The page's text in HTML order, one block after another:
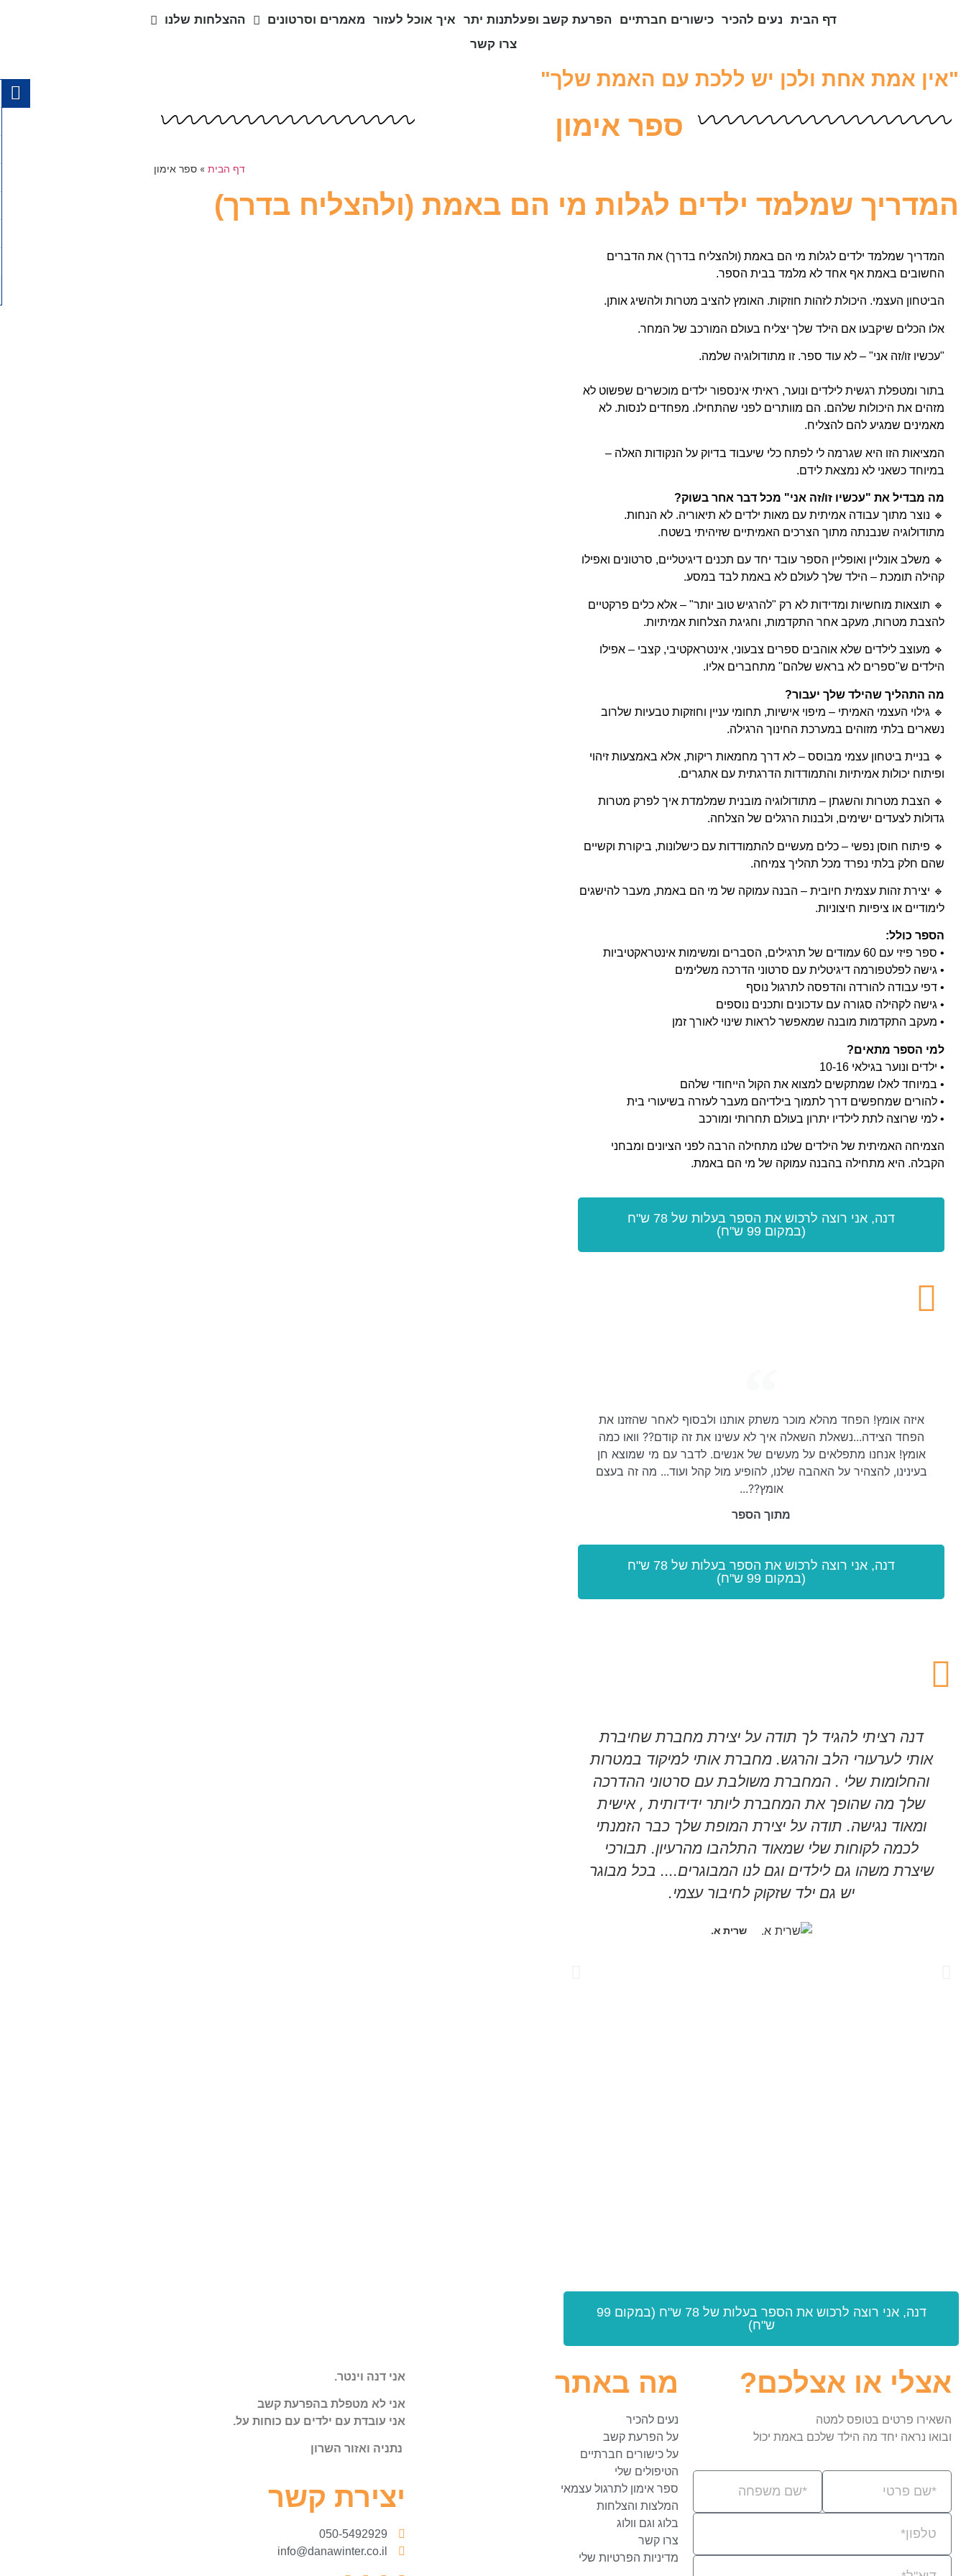
דף הבית נעים להכיר כישורים חברתיים הפרעת קשב ופעלתנות יתר איך אוכל לעזור מאמרים וסרטונים
ההצלחות שלנו
צרו קשר
"אין אמת אחת ולכן יש ללכת עם האמת שלך"
ספר אימון
דף הבית » ספר אימון
המדריך שמלמד ילדים לגלות מי הם באמת (ולהצליח בדרך)
המדריך שמלמד ילדים לגלות מי הם באמת (ולהצליח בדרך) את הדברים
החשובים באמת אף אחד לא מלמד בבית הספר.
הביטחון העצמי. היכולת לזהות חוזקות. האומץ להציב מטרות ולהשיג אותן.
אלו הכלים שיקבעו אם הילד שלך יצליח בעולם המורכב של המחר.
"עכשיו זו/זה אני" – לא עוד ספר. זו מתודולוגיה שלמה.
בתור ומטפלת רגשית לילדים ונוער, ראיתי אינספור ילדים מוכשרים שפשוט לא
מזהים את היכולות שלהם. הם מוותרים לפני שהתחילו. מפחדים לנסות. לא
מאמינים שמגיע להם להצליח.
המציאות הזו היא שגרמה לי לפתח כלי שיעבוד בדיוק על הנקודות האלה –
במיוחד כשאני לא נמצאת לידם.
מה מבדיל את "עכשיו זו/זה אני" מכל דבר אחר בשוק?
🔹 נוצר מתוך עבודה אמיתית עם מאות ילדים לא תיאוריה. לא הנחות.
מתודולוגיה שנבנתה מתוך הצרכים האמיתיים שזיהיתי בשטח.
🔹 משלב אונליין ואופליין הספר עובד יחד עם תכנים דיגיטליים, סרטונים ואפילו
קהילה תומכת – הילד שלך לעולם לא באמת לבד במסע.
🔹 תוצאות מוחשיות ומדידות לא רק "להרגיש טוב יותר" – אלא כלים פרקטיים
להצבת מטרות, מעקב אחר התקדמות, וחגיגת הצלחות אמיתיות.
🔹 מעוצב לילדים שלא אוהבים ספרים צבעוני, אינטראקטיבי, קצבי – אפילו
הילדים ש"ספרים לא בראש שלהם" מתחברים אליו.
מה התהליך שהילד שלך יעבור?
🔹 גילוי העצמי האמיתי – מיפוי אישיות, תחומי עניין וחוזקות טבעיות שלרוב
נשארים בלתי מזוהים במערכת החינוך הרגילה.
🔹 בניית ביטחון עצמי מבוסס – לא דרך מחמאות ריקות, אלא באמצעות זיהוי
ופיתוח יכולות אמיתיות והתמודדות הדרגתית עם אתגרים.
🔹 הצבת מטרות והשגתן – מתודולוגיה מובנית שמלמדת איך לפרק מטרות
גדולות לצעדים ישימים, ולבנות הרגלים של הצלחה.
🔹 פיתוח חוסן נפשי – כלים מעשיים להתמודדות עם כישלונות, ביקורת וקשיים
שהם חלק בלתי נפרד מכל תהליך צמיחה.
🔹 יצירת זהות עצמית חיובית – הבנה עמוקה של מי הם באמת, מעבר להישגים
לימודיים או ציפיות חיצוניות.
הספר כולל:
• ספר פיזי עם 60 עמודים של תרגילים, הסברים ומשימות אינטראקטיביות
• גישה לפלטפורמה דיגיטלית עם סרטוני הדרכה משלימים
• דפי עבודה להורדה והדפסה לתרגול נוסף
• גישה לקהילה סגורה עם עדכונים ותכנים נוספים
• מעקב התקדמות מובנה שמאפשר לראות שינוי לאורך זמן
למי הספר מתאים?
• ילדים ונוער בגילאי 10-16
• במיוחד לאלו שמתקשים למצוא את הקול הייחודי שלהם
• להורים שמחפשים דרך לתמוך בילדיהם מעבר לעזרה בשיעורי בית
• למי שרוצה לתת לילדיו יתרון בעולם תחרותי ומורכב
הצמיחה האמיתית של הילדים שלנו מתחילה הרבה לפני הציונים ומבחני
הקבלה. היא מתחילה בהבנה עמוקה של מי הם באמת.
דנה, אני רוצה לרכוש את הספר בעלות של 78 ש"ח
(במקום 99 ש"ח)
איזה אומץ! הפחד מהלא מוכר משתק אותנו ולבסוף לאחר שהזזנו את
הפחד הצידה...נשאלת השאלה איך לא עשינו את זה קודם?? וואו כמה
אומץ! אנחנו מתפלאים על מעשים של אנשים. לדבר עם מי שמוצא חן
בעינינו, להצהיר על האהבה שלנו, להופיע מול קהל ועוד... מה זה בעצם
אומץ??...
מתוך הספר
דנה, אני רוצה לרכוש את הספר בעלות של 78 ש"ח
(במקום 99 ש"ח)
דנה רציתי להגיד לך תודה על יצירת מחברת שחיברת
אותי לערעורי הלב והרגש. מחברת אותי למיקוד במטרות
והחלומות שלי . המחברת משולבת עם סרטוני ההדרכה
שלך מה שהופך את המחברת ליותר ידידותית , אישית
ומאוד נגישה. תודה על יצירת המופת שלך כבר הזמנתי
לכמה לקוחות שלי שמאוד התלהבו מהרעיון. תבורכי
שיצרת משהו גם לילדים וגם לנו המבוגרים.... בכל מבוגר
יש גם ילד שזקוק לחיבור עצמי.
שרית א.
דנה, אני רוצה לרכוש את הספר בעלות של 78 ש"ח (במקום 99
ש"ח)
אצלי או אצלכם?
השאירו פרטים בטופס למטה
ובואו נראה יחד מה הילד שלכם באמת יכול
מה באתר
נעים להכיר
על הפרעת קשב
על כישורים חברתיים
הטיפולים שלי
ספר אימון לתרגול עצמאי
המלצות והצלחות
בלוג וגם וולוג
צרו קשר
מדיניות הפרטיות שלי
אני דנה וינטר.
אני לא מטפלת בהפרעת קשב
אני עובדת עם ילדים עם כוחות על.
נתניה ואזור השרון
יצירת קשר
050-5492929
info@danawinter.co.il